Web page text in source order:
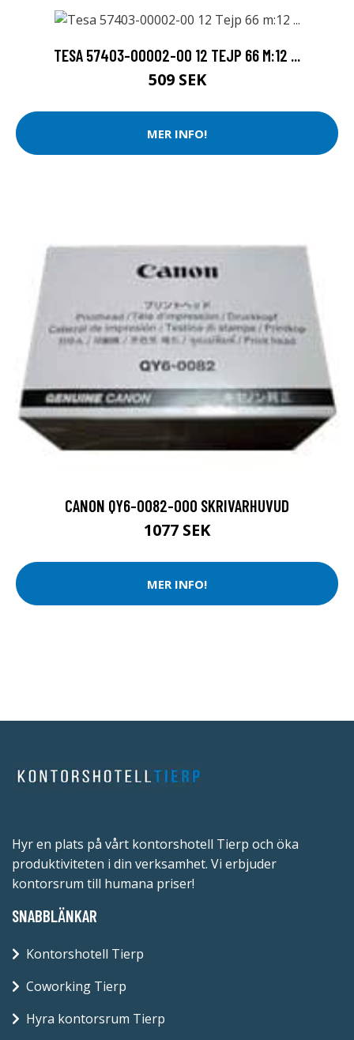
TESA 57403-00002-00 12 TEJP 66 M:12 ...
509 SEK
MER INFO!
CANON QY6-0082-000 SKRIVARHUVUD
1077 SEK
MER INFO!
Hyr en plats på vårt kontorshotell Tierp och öka
produktiviteten i din verksamhet. Vi erbjuder
kontorsrum till humana priser!
SNABBLÄNKAR
Kontorshotell Tierp
Coworking Tierp
Hyra kontorsrum Tierp